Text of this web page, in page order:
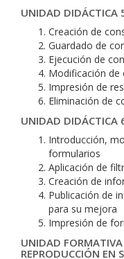
UNIDAD DIDÁCTICA
Creación de
Guardado de
Ejecución de
Modificación de
Impresión de
Eliminación de
UNIDAD DIDÁCTICA
Introducción,
formularios
Aplicación de
Creación de
Publicación de
para su mejora
Impresión de
UNIDAD
REPRODUCCIÓN EN